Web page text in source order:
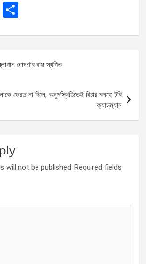
W
A
ar
ঘোষণার রায় স্থগিত
ফেরত না দিলে, অনুপস্থিতিতেই বিচার চলবে: টবি
ক্যাডম্যান
will not be published. Required fields